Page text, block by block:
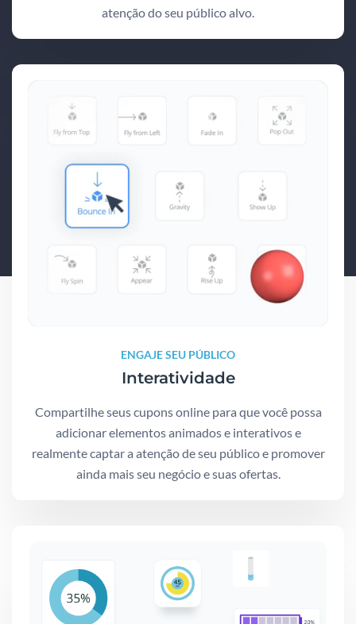
atenção do seu público alvo.
ENGAJE SEU PÚBLICO
Interatividade
Compartilhe seus cupons online para que você possa
adicionar elementos animados e interativos e
realmente captar a atenção de seu público e promover
ainda mais seu negócio e suas ofertas.